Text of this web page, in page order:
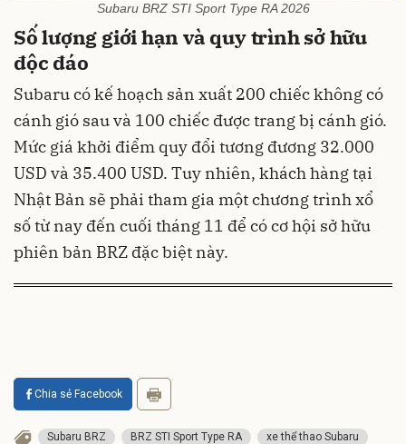
Subaru BRZ STI Sport Type RA 2026
Số lượng giới hạn và quy trình sở hữu
độc đáo
Subaru có kế hoạch sản xuất 200 chiếc không có
cánh gió sau và 100 chiếc được trang bị cánh gió.
Mức giá khởi điểm quy đổi tương đương 32.000
USD và 35.400 USD. Tuy nhiên, khách hàng tại
Nhật Bản sẽ phải tham gia một chương trình xổ
số từ nay đến cuối tháng 11 để có cơ hội sở hữu
phiên bản BRZ đặc biệt này.
Chia sẻ Facebook
Subaru BRZ BRZ STI Sport Type RA
xe thể thao Subaru